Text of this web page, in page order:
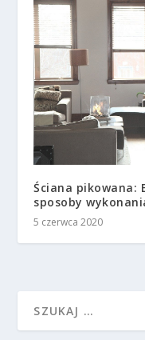
Ściana pikowana:
sposoby
5 czerwca 2020